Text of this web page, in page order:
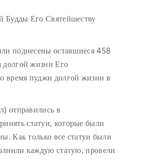
Будды Его Святейшеству
поднесены оставшиеся 458
долгой жизни Его
время пуджи долгой жизни в
отправились в
статуи, которые были
Как только все статуи были
каждую статую, провели